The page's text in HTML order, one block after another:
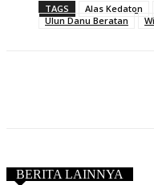
TAGS Alas Kedaton
Ulun Danu Beratan
BERITA LAINNYA